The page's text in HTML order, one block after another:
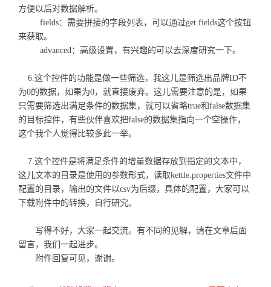
方便以后对数据解析。
fields：需要拼接的字段列表，可以通过get fields这个按钮
来获取。
advanced：高级设置，有兴趣的可以去深度研究一下。
6.这个控件的功能是做一些筛选，我这儿是筛选出品牌ID不
为0的数据，如果为0，就直接废弃。这儿需要注意的是，如果
只需要筛选出满足条件的数据集，就可以省略true和false数据集
的目标控件，有些伙伴喜欢把false的数据集指向一个空操作，
这个我个人觉得比较多此一举。
7.这个控件是将满足条件的增量数据存放到指定的文本中，
这儿文本的目录是使用的参数形式，读取kettle.properties文件中
配置的目录，输出的文件以csv为后缀，具体的配置，大家可以
下载附件中的转换，自行研究。
写得不好，大家一起交流。有不同的见解，请在文章后面
留言，我们一起进步。
附件回复可见，谢谢。